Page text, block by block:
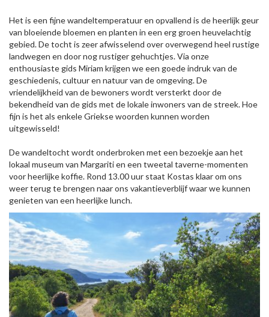
Het is een fijne wandeltemperatuur en opvallend is de heerlijk geur
van bloeiende bloemen en planten in een erg groen heuvelachtig
gebied. De tocht is zeer afwisselend over overwegend heel rustige
landwegen en door nog rustiger gehuchtjes. Via onze
enthousiaste gids Miriam krijgen we een goede indruk van de
geschiedenis, cultuur en natuur van de omgeving. De
vriendelijkheid van de bewoners wordt versterkt door de
bekendheid van de gids met de lokale inwoners van de streek. Hoe
fijn is het als enkele Griekse woorden kunnen worden
uitgewisseld!
De wandeltocht wordt onderbroken met een bezoekje aan het
lokaal museum van Margariti en een tweetal taverne-momenten
voor heerlijke koffie. Rond 13.00 uur staat Kostas klaar om ons
weer terug te brengen naar ons vakantieverblijf waar we kunnen
genieten van een heerlijke lunch.